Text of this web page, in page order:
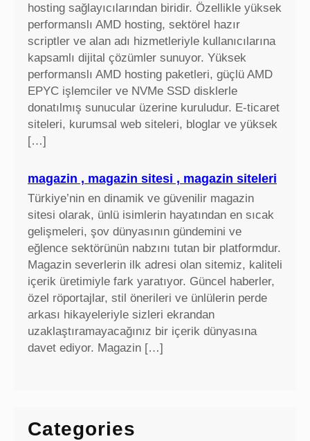
hosting sağlayıcılarından biridir. Özellikle yüksek
performanslı AMD hosting, sektörel hazır
scriptler ve alan adı hizmetleriyle kullanıcılarına
kapsamlı dijital çözümler sunuyor. Yüksek
performanslı AMD hosting paketleri, güçlü AMD
EPYC işlemciler ve NVMe SSD disklerle
donatılmış sunucular üzerine kuruludur. E-ticaret
siteleri, kurumsal web siteleri, bloglar ve yüksek
[…]
magazin , magazin sitesi , magazin siteleri
Türkiye’nin en dinamik ve güvenilir magazin
sitesi olarak, ünlü isimlerin hayatından en sıcak
gelişmeleri, şov dünyasının gündemini ve
eğlence sektörünün nabzını tutan bir platformdur.
Magazin severlerin ilk adresi olan sitemiz, kaliteli
içerik üretimiyle fark yaratıyor. Güncel haberler,
özel röportajlar, stil önerileri ve ünlülerin perde
arkası hikayeleriyle sizleri ekrandan
uzaklaştıramayacağınız bir içerik dünyasına
davet ediyor. Magazin […]
Categories